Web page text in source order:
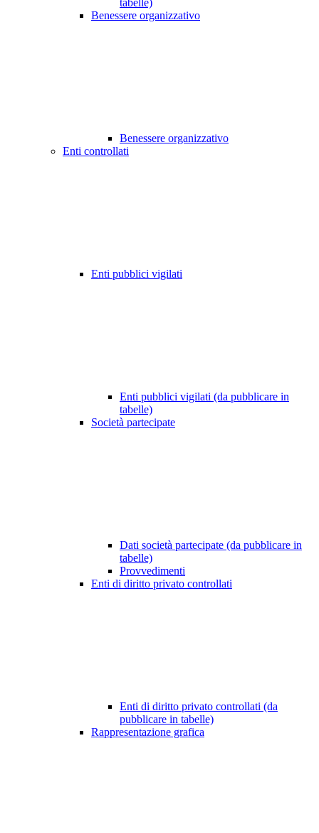
tabelle)
Benessere organizzativo
Benessere organizzativo
Enti controllati
Enti pubblici vigilati
Enti pubblici vigilati (da pubblicare in
tabelle)
Società partecipate
Dati società partecipate (da pubblicare in
tabelle)
Provvedimenti
Enti di diritto privato controllati
Enti di diritto privato controllati (da
pubblicare in tabelle)
Rappresentazione grafica